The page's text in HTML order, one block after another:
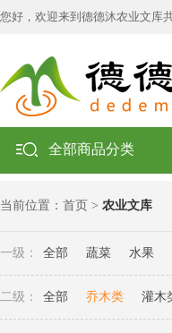
您好，欢迎来到德德沐农业文库
全部商品分类
当前位置： 首页 > 农业文库
一级： 全部 蔬菜 水果
二级： 全部 乔木类 灌木